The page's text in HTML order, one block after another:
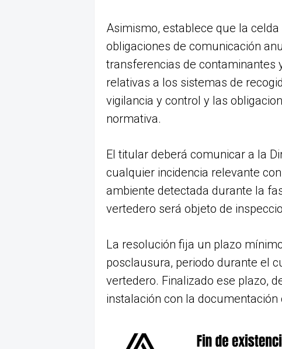
Asimismo, establece que la
obligaciones de comunicación
transferencias de contaminantes
relativas a los sistemas de
vigilancia y control y las
normativa.
El titular deberá comunicar a la
cualquier incidencia relevante
ambiente detectada durante la
vertedero será objeto de
La resolución fija un plazo
posclausura, periodo durante el
vertedero. Finalizado ese plazo,
instalación con la documentación